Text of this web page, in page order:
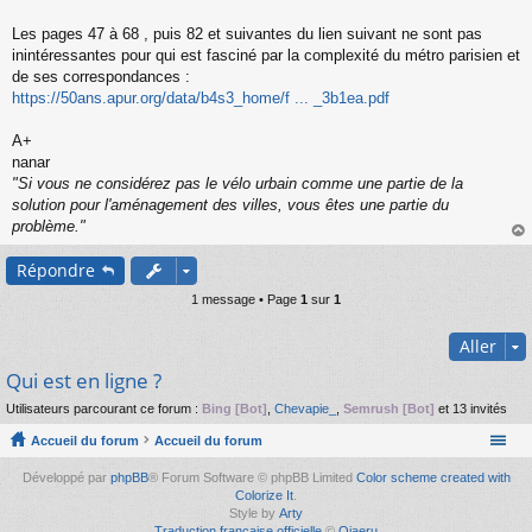
s
a
g
e
n
n
u
Les pages 47 à 68 , puis 82 et suivantes du lien suivant ne sont pas
inintéressantes pour qui est fasciné par la complexité du métro parisien et
de ses correspondances :
https://50ans.apur.org/data/b4s3_home/f ... _3b1ea.pdf
A+
nanar
"Si vous ne considérez pas le vélo urbain comme une partie de la
solution pour l'aménagement des villes, vous êtes une partie du
problème."
au
Répondre
1 message • Page 1 sur 1
Aller
Qui est en ligne ?
Utilisateurs parcourant ce forum : Bing [Bot] Chevapie_ Semrush [Bot] et 13 invités
Accueil du forum Accueil du forum
Développé par phpBB® Forum Software © phpBB Limited Color scheme created with
Colorize It
Style by Arty